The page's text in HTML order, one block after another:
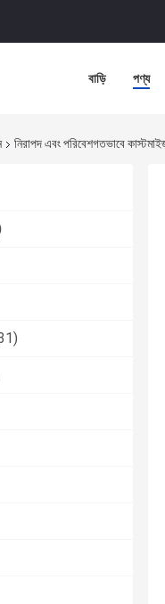
বাড়ি পণ্য
নিরাপদ এবং পরিবেশগতভাবে